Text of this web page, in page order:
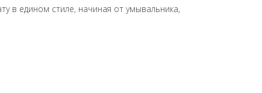
в едином стиле, начиная от умывальника,